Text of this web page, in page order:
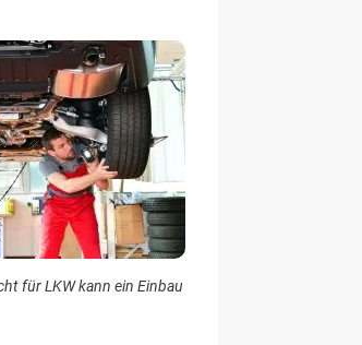
für LKW kann ein Einbau